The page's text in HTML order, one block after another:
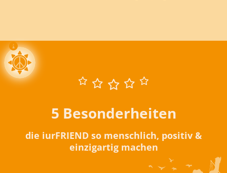
5 Besonderheiten
die iurFRIEND so menschlich, positiv &
einzigartig machen